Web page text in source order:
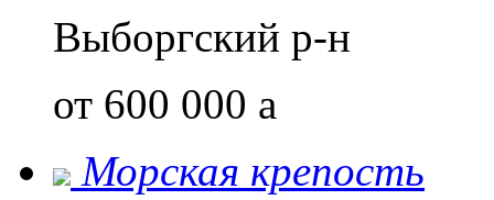
Выборгский р-н
от 600 000 a
Морская крепость